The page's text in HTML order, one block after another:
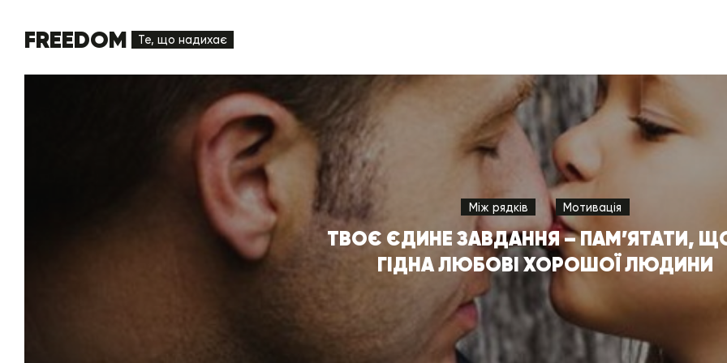
FREEDOM Те, що надихає
Між рядків Мотивація
ТВОЄ ЄДИНЕ ЗАВДАННЯ – ПАМ’ЯТАТИ,
ГІДНА ЛЮБОВІ ХОРОШОЇ ЛЮДИНИ